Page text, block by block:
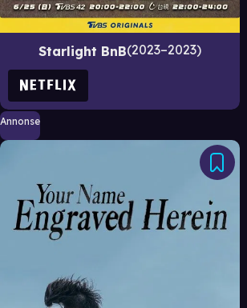
Starlight BnB 2023–2023
Annonse